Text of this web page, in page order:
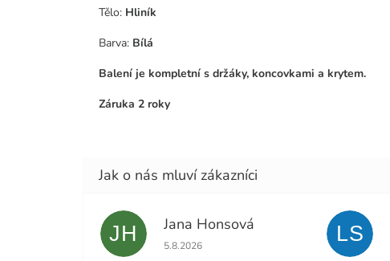
Tělo: Hliník
Barva: Bílá
Balení je kompletní s držáky, koncovkami a krytem.
Záruka 2 roky
JH Jana Honsová
Hodnocení obchodu je 5 z 5 hvězdiček.
5.8.2026 LS